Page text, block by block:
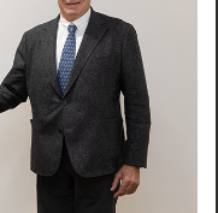
en la recepción
la enviamos a